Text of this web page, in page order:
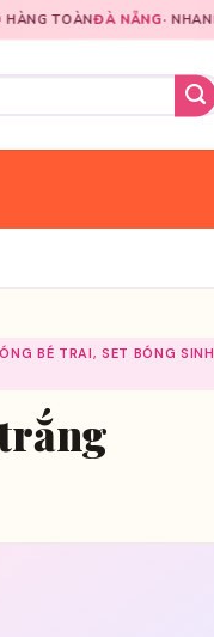
· NHANH · ĐÚNG GIỜ✦
BÉ TRAI, SET BÓNG SINH